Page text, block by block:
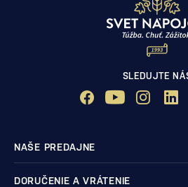
SLEDUJTE
NAŠE PREDAJNE
DORUČENIE A VRÁTENIE